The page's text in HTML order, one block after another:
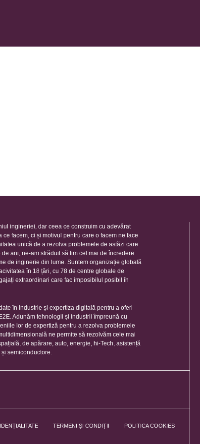
ingineriei, dar ceea ce construim cu adevărat
facem, ci și motivul pentru care o facem ne face
unică de a rezolva problemele de astăzi care
ani, ne-am străduit să fim cel mai de încredere
de inginerie din lume. Suntem organizație globală
în 18 țări, cu 78 de centre globale de
extraordinari care fac imposibilul posibil în
în industrie și expertiza digitală pentru a oferi
Adunăm tehnologii și industrii împreună cu
lor de expertiză pentru a rezolva problemele
ne permite să rezolvăm cele mai
de apărare, auto, energie, hi-Tech, asistență
semiconductore.
TERMENI ȘI CONDIȚII POLITICA COOKIES